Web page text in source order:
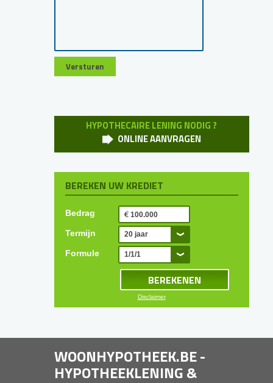
HYPOTHECAIRE LENING NODIG ?
ONLINE AANVRAGEN
BEREKEN UW KREDIET
Bedrag
Termijn 20 jaar
Formule 1/1/1
Disclaimer
WOONHYPOTHEEK.BE -
HYPOTHEEKLENING &